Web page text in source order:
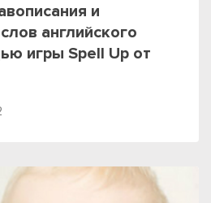
и
английского
игры Spell Up от